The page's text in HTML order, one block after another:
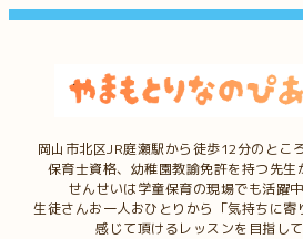
岡山市北区JR庭瀬駅から徒歩12分のとこ
保育士資格、幼稚園教諭免許を持つ先生
せんせいは学童保育の現場でも活躍
生徒さんお一人おひとりから「気持ちに寄
感じて頂けるレッスンを目指し